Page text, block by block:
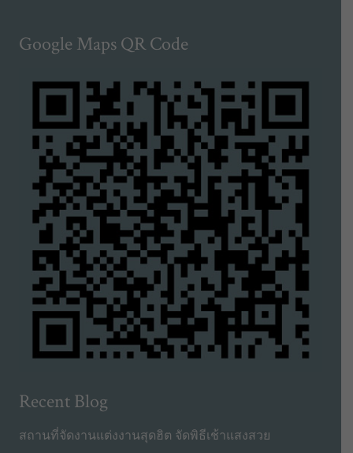
Google Maps QR Code
Recent Blog
สถานที่จัดงานแต่งงานสุดฮิต จัดพิธีเช้าแสงสวย